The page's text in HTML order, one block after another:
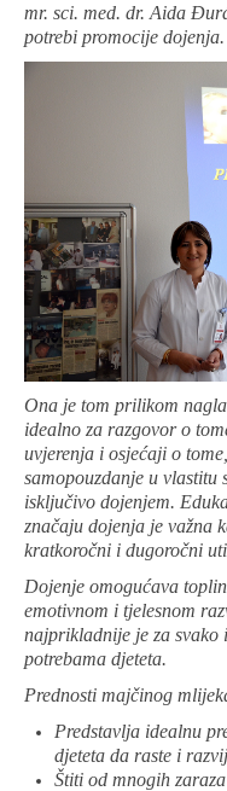
mr. sci. med. dr. Aida
potrebi promocije dojenja.
Ona je tom prilikom
idealno za razgovor o
uvjerenja i osjećaji o
samopouzdanje u vlastitu
isključivo dojenjem.
značaju dojenja je važna
kratkoročni i dugoročni
Dojenje omogućava
emotivnom i tjelesnom
najprikladnije je za svako
potrebama djeteta.
Prednosti majčinog
Predstavlja idealnu
djeteta da raste i
Štiti od mnogih